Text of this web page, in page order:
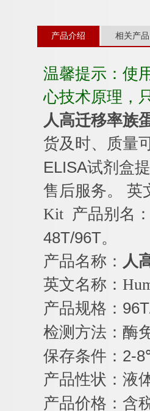
产品介绍 相关产品
温馨提示：使
心技术原理，
人高迁移率族
货及时、质量
ELISA试剂盒
售后服务。
英
Kit 产品别名
48T/96T。
产品名称： 人
英文名称：
产品规格：
检测方法：酶
保存条件： 2-8
产品性状：液
产品价格：含